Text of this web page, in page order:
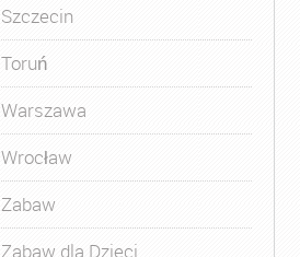
dla Dzieci